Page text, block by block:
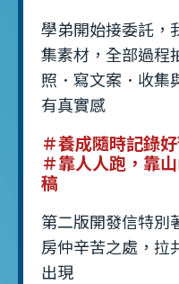
學弟開始接委託，
集素材，全部過程
照．寫文案．收集
有真實感
＃養成隨時記錄
＃靠人人跑，靠
稿
第二版開發信特別
房仲辛苦之處，拉
出現